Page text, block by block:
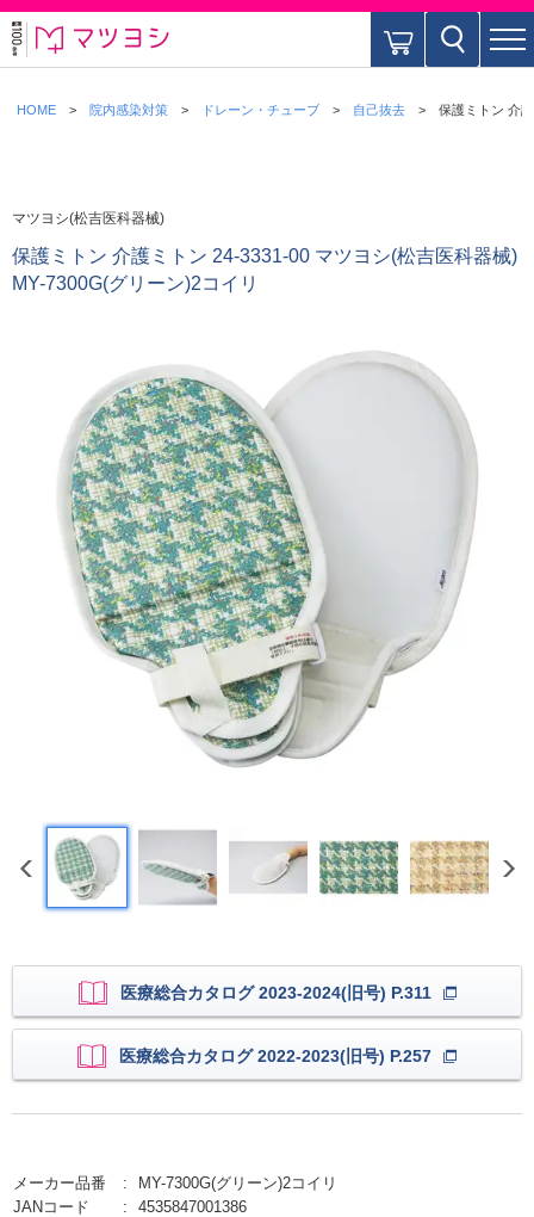
HOME 院内感染対策 ドレーン・チューブ 自己抜去 保護ミトン 介
マツヨシ(松吉医科器械)
保護ミトン 介護ミトン 24-3331-00 マツヨシ(松吉医科器械)
MY-7300G(グリーン)2コイリ
医療総合カタログ 2023-2024(旧号) P.311
医療総合カタログ 2022-2023(旧号) P.257
メーカー品番
MY-7300G(グリーン)2コイリ
JANコード
4535847001386